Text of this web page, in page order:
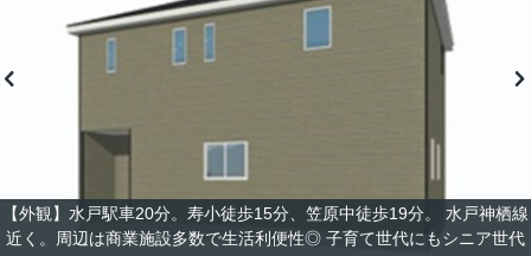
【外観】水戸駅車20分。寿小徒歩15分、笠原中徒歩19分。 水戸神栖線
近く。周辺は商業施設多数で生活利便性◎ 子育て世代にもシニア世代